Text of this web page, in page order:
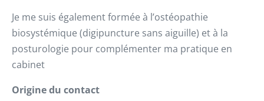
Je me suis également formée à l’ostéopathie
biosystémique (digipuncture sans aiguille) et à la
posturologie pour complémenter ma pratique en
cabinet
Origine du contact